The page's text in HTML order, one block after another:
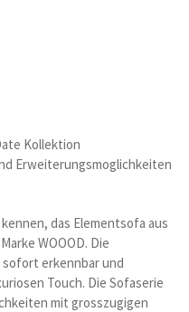
Kollektion
Erweiterungsmoglichkeiten
das Elementsofa aus
WOOOD. Die
erkennbar und
Touch. Die Sofaserie
mit grosszugigen